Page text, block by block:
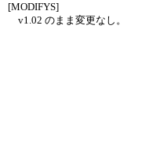
[MODIFYS]
v1.02 のまま変更なし。